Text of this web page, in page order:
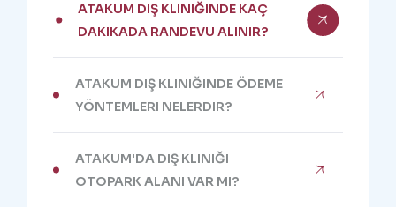
ATAKUM DIŞ KLINIĞINDE KAÇ
DAKIKADA RANDEVU ALINIR?
ATAKUM DIŞ KLINIĞINDE ÖDEME
YÖNTEMLERI NELERDIR?
ATAKUM'DA DIŞ KLINIĞI
OTOPARK ALANI VAR MI?